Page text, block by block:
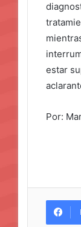
estar
Por: